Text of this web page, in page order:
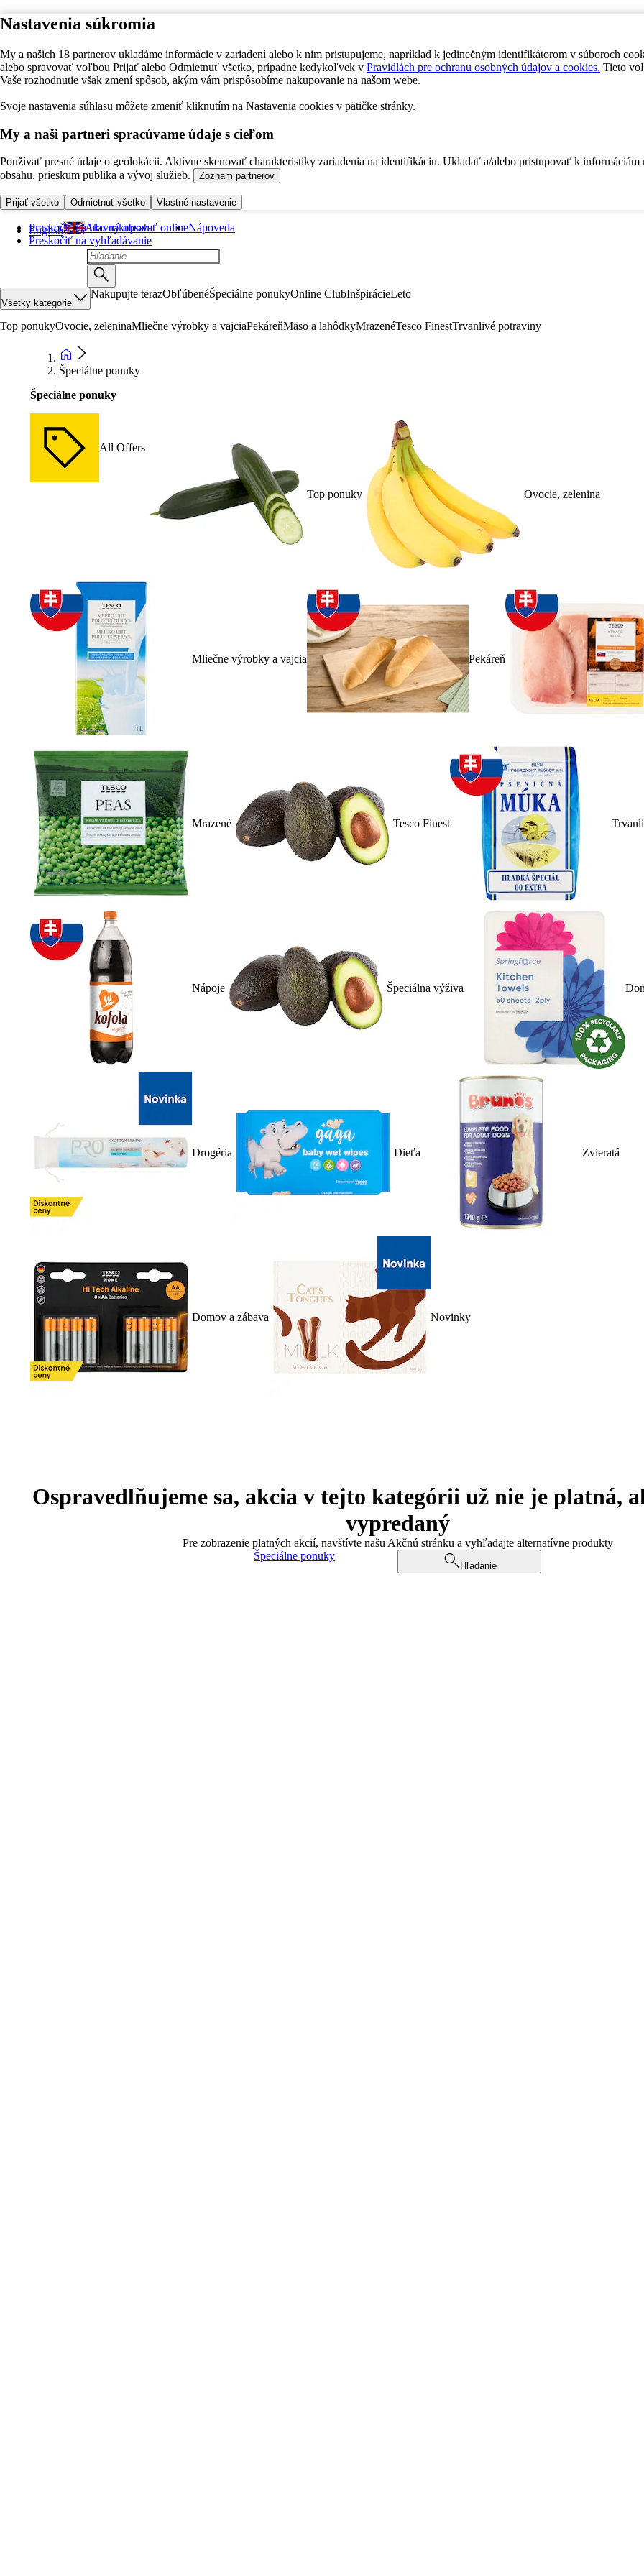
Nastavenia súkromia
My a našich 18 partnerov ukladáme informácie v zariadení alebo k nim pristupujeme, napríklad k jedinečným identifikátorom v súboroch
alebo spravovať voľbou Prijať alebo Odmietnuť všetko, prípadne kedykoľvek v Pravidlách pre ochranu osobných údajov a cookies. Tieto
Vaše rozhodnutie však zmení spôsob, akým vám prispôsobíme nakupovanie na našom webe.
Svoje nastavenia súhlasu môžete zmeniť kliknutím na Nastavenia cookies v pätičke stránky.
My a naši partneri spracúvame údaje s cieľom
Používať presné údaje o geolokácii. Aktívne skenovať charakteristiky zariadenia na identifikáciu. Ukladať a/alebo pristupovať k informáciám
obsahu, prieskum publika a vývoj služieb.
Zoznam partnerov
Prijať všetko Odmietnuť všetko Vlastné nastavenie
Preskočiť na hlavný obsah
Preskočiť na vyhľadávanie
English Ako nakupovať onlineNápoveda
Všetky kategórie
Nakupujte terazObľúbenéŠpeciálne ponukyOnline ClubInšpirácieLeto
Top ponukyOvocie, zeleninaMliečne výrobky a vajciaPekáreňMäso a lahôdkyMrazenéTesco FinestTrvanlivé potraviny
Špeciálne ponuky
Špeciálne ponuky
All Offers
Top ponuky Ovocie, zelenina
Mliečne výrobky a vajcia Pekáreň
Mrazené Tesco Finest
Nápoje Špeciálna výživa
Drogéria Dieťa Zvieratá
Domov a zábava Novinky
Ospravedlňujeme sa, akcia v tejto kategórii už nie je platná,
vypredaný
Pre zobrazenie platných akcií, navštívte našu Akčnú stránku a vyhľadajte alternatívne produkty
Špeciálne ponuky
Hľadanie